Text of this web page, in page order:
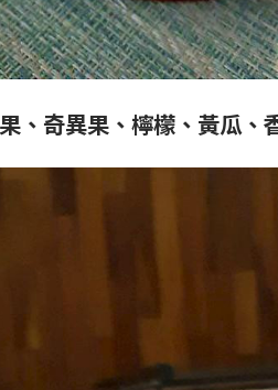
、奇異果、檸檬、黃瓜、